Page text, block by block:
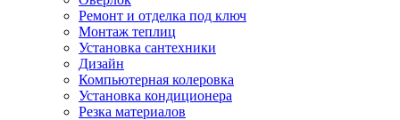
Ремонт и отделка под ключ
Монтаж теплиц
Установка сантехники
Дизайн
Компьютерная колеровка
Установка кондиционера
Резка материалов